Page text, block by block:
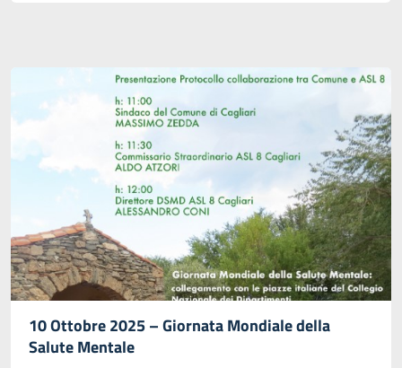
10 Ottobre 2025 – Giornata Mondiale della
Salute Mentale